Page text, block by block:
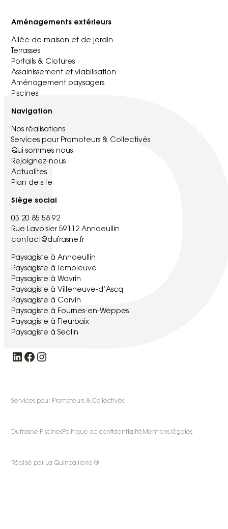
Aménagements extérieurs
Allée de maison et de jardin
Terrasses
Portails & Clotures
Assainissement et viabilisation
Aménagement paysagers
Piscines
Navigation
Nos réalisations
Services pour Promoteurs & Collectivés
Qui sommes nous
Rejoignez-nous
Actualites
Plan de site
Siège social
03 20 85 58 92
Rue Lavoisier 59112 Annoeullin
contact@dufrasne.fr
Paysagiste à Annoeullin
Paysagiste à Templeuve
Paysagiste à Wavrin
Paysagiste à Villeneuve-d’Ascq
Paysagiste à Carvin
Paysagiste à Fournes-en-Weppes
Paysagiste à Fleurbaix
Paysagiste à Seclin
LinkedIn Facebook Instagram
Services pour Promoteurs & Collectivés
Dufrasne PiscinesPolitique de confidentialité Mentions légales
Réalisé par La Quincaillerie ®